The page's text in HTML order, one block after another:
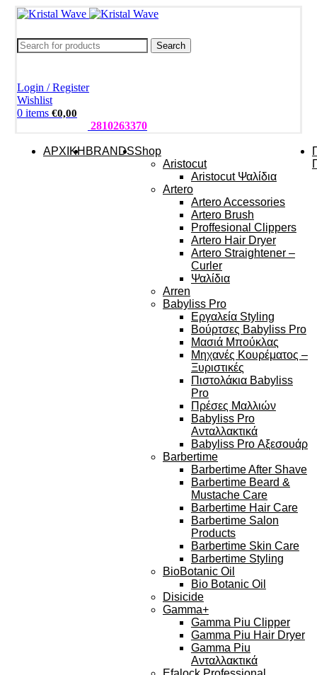
Search
Login / Register
Wishlist
0 items €0,00
2810263370
ΑΡΧΙΚΗ BRANDSShop
Aristocut
Aristocut Ψαλίδια
Artero
Artero Accessories
Artero Brush
Proffesional Clippers
Artero Hair Dryer
Artero Straightener –
Curler
Ψαλίδια
Arren
Babyliss Pro
Εργαλεία Styling
Βούρτσες Babyliss Pro
Μασιά Μπούκλας
Μηχανές Κουρέματος –
Ξυριστικές
Πιστολάκια Babyliss
Pro
Πρέσες Μαλλιών
Babyliss Pro
Ανταλλακτικά
Babyliss Pro Αξεσουάρ
Barbertime
Barbertime After Shave
Barbertime Beard &
Mustache Care
Barbertime Hair Care
Barbertime Salon
Products
Barbertime Skin Care
Barbertime Styling
BioBotanic Oil
Bio Botanic Oil
Disicide
Gamma+
Gamma Piu Clipper
Gamma Piu Hair Dryer
Gamma Piu
Ανταλλακτικά